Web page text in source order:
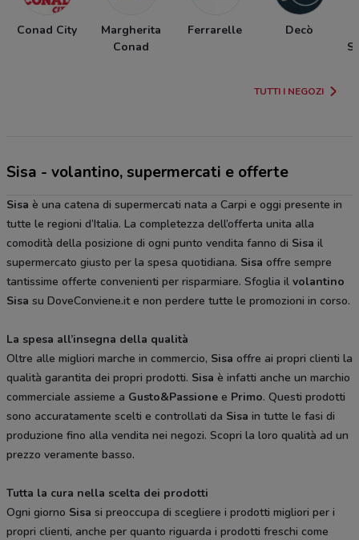
Conad City
Margherita
Conad
Ferrarelle
Decò
TUTTI I NEGOZI
Sisa - volantino, supermercati e offerte
Sisa è una catena di supermercati nata a Carpi e oggi presente in
tutte le regioni d’Italia. La completezza dell’offerta unita alla
comodità della posizione di ogni punto vendita fanno di Sisa il
supermercato giusto per la spesa quotidiana. Sisa offre sempre
tantissime offerte convenienti per risparmiare. Sfoglia il volantino
Sisa su DoveConviene.it e non perdere tutte le promozioni in corso.
La spesa all’insegna della qualità
Oltre alle migliori marche in commercio, Sisa offre ai propri clienti la
qualità garantita dei propri prodotti. Sisa è infatti anche un marchio
commerciale assieme a Gusto&Passione e Primo. Questi prodotti
sono accuratamente scelti e controllati da Sisa in tutte le fasi di
produzione fino alla vendita nei negozi. Scopri la loro qualità ad un
prezzo veramente basso.
Tutta la cura nella scelta dei prodotti
Ogni giorno Sisa si preoccupa di scegliere i prodotti migliori per i
propri clienti, anche per quanto riguarda i prodotti freschi come